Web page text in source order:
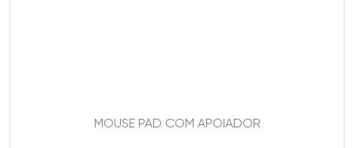
MOUSE PAD COM APOIADOR